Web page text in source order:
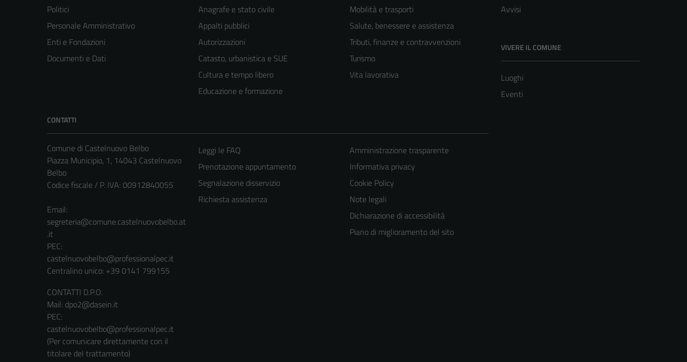
Politici
Personale Amministrativo
Enti e Fondazioni
Documenti e Dati
Anagrafe e stato civile
Appalti pubblici
Autorizzazioni
Catasto, urbanistica e SUE
Cultura e tempo libero
Educazione e formazione
Mobilità e trasporti
Salute, benessere e assistenza
Tributi, finanze e contravvenzioni
Turismo
Vita lavorativa
Avvisi
VIVERE IL COMUNE
Luoghi
Eventi
CONTATTI
Comune di Castelnuovo Belbo
Piazza Municipio, 1, 14043 Castelnuovo
Belbo
Codice fiscale / P. IVA: 00912840055
Email:
segreteria@comune.castelnuovobelbo.at
.it
PEC:
castelnuovobelbo@professionalpec.it
Centralino unico: +39 0141 799155
CONTATTI D.P.O.
Mail: dpo2@dasein.it
PEC:
castelnuovobelbo@professionalpec.it
(Per comunicare direttamente con il
titolare del trattamento)
Leggi le FAQ
Prenotazione appuntamento
Segnalazione disservizio
Richiesta assistenza
Amministrazione trasparente
Informativa privacy
Cookie Policy
Note legali
Dichiarazione di accessibilità
Piano di miglioramento del sito